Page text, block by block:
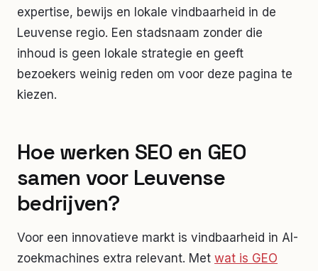
expertise, bewijs en lokale vindbaarheid in de
Leuvense regio. Een stadsnaam zonder die
inhoud is geen lokale strategie en geeft
bezoekers weinig reden om voor deze pagina te
kiezen.
Hoe werken SEO en GEO
samen voor Leuvense
bedrijven?
Voor een innovatieve markt is vindbaarheid in AI-
zoekmachines extra relevant. Met wat is GEO